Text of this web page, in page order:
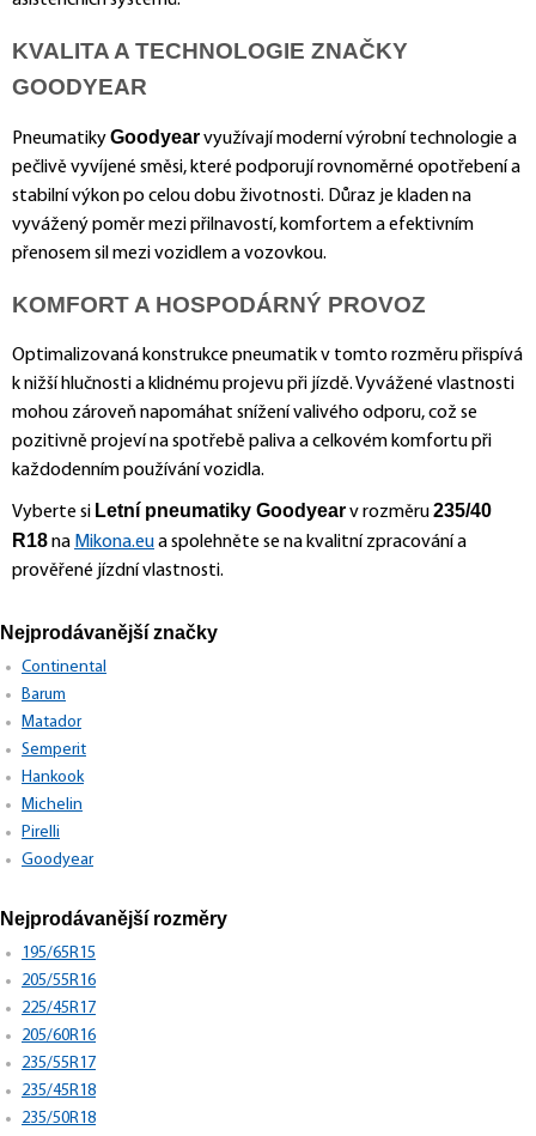
KVALITA A TECHNOLOGIE ZNAČKY
GOODYEAR
PneumatikyGoodyearvyužívají moderní výrobní technologie a
pečlivě vyvíjené směsi, které podporují rovnoměrné opotřebení a
stabilní výkon po celou dobu životnosti. Důraz je kladen na
vyvážený poměr mezi přilnavostí, komfortem a efektivním
přenosem sil mezi vozidlem a vozovkou.
KOMFORT A HOSPODÁRNÝ PROVOZ
Optimalizovaná konstrukce pneumatik v tomto rozměru přispívá
k nižší hlučnosti a klidnému projevu při jízdě. Vyvážené vlastnosti
mohou zároveň napomáhat snížení valivého odporu, což se
pozitivně projeví na spotřebě paliva a celkovém komfortu při
každodenním používání vozidla.
Vyberte si Letní pneumatiky Goodyearv rozměru235/40
R18na Mikona.eua spolehněte se na kvalitní zpracování a
prověřené jízdní vlastnosti.
Nejprodávanější značky
Continental
Barum
Matador
Semperit
Hankook
Michelin
Pirelli
Goodyear
Nejprodávanější rozměry
195/65R15
205/55R16
225/45R17
205/60R16
235/55R17
235/45R18
235/50R18